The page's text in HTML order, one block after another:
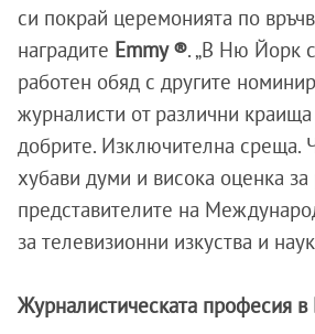
си покрай церемонията по
наградите Emmy ®. „В Ню Йорк
работен обяд с другите
журналисти от различни
добрите. Изключителна среща.
хубави думи и висока оценка за
представителите на
за телевизионни изкуства и
Журналистическата професия в